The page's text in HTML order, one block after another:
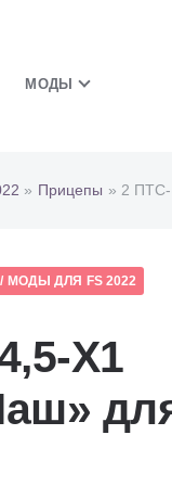
МОДЫ
» Прицепы » 2
/ МОДЫ ДЛЯ FS 2022
Х1